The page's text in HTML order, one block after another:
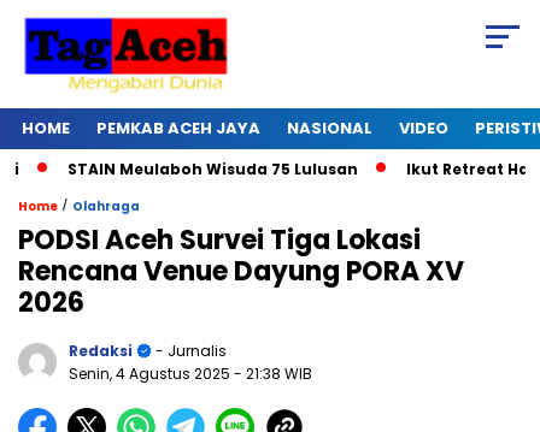
HOME PEMKAB ACEH JAYA NASIONAL VIDEO
Meulaboh Wisuda 75 Lulusan Ikut Retreat Hari Ke-6,
Home / Olahraga
PODSI Aceh Survei Tiga Lokasi
Rencana Venue Dayung PORA XV
2026
Redaksi
- Jurnalis
Senin, 4 Agustus 2025 - 21:38 WIB